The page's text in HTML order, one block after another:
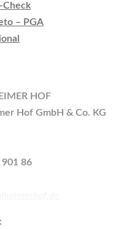
Check
– PGA
HOF
Hof GmbH & Co. KG
86